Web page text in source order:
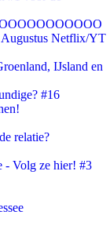
Netflix/YT
IJsland en
#16
relatie?
- Volg ze hier! #3